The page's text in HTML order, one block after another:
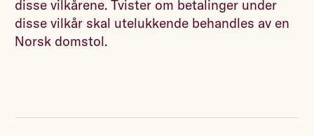
disse vilkårene. Tvister om betalinger under
disse vilkår skal utelukkende behandles av en
Norsk domstol.